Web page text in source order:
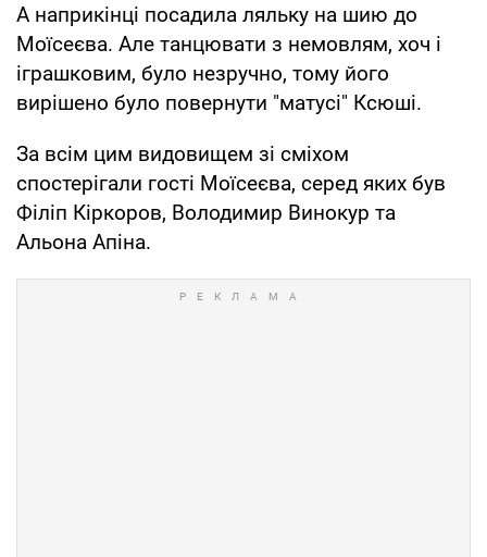
А наприкінці посадила ляльку на шию до
Моїсеєва. Але танцювати з немовлям, хоч і
іграшковим, було незручно, тому його
вирішено було повернути "матусі" Ксюші.
За всім цим видовищем зі сміхом
спостерігали гості Моїсеєва, серед яких був
Філіп Кіркоров, Володимир Винокур та
Альона Апіна.